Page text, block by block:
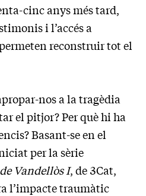
cinc anys més tard,
i l’accés a
reconstruir tot el
nos a la tragèdia
el pitjor? Per què hi ha
Basant-se en el
per la sèrie
Vandellòs I, de 3Cat,
l’impacte traumàtic